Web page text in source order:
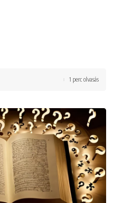
1 perc olvasás